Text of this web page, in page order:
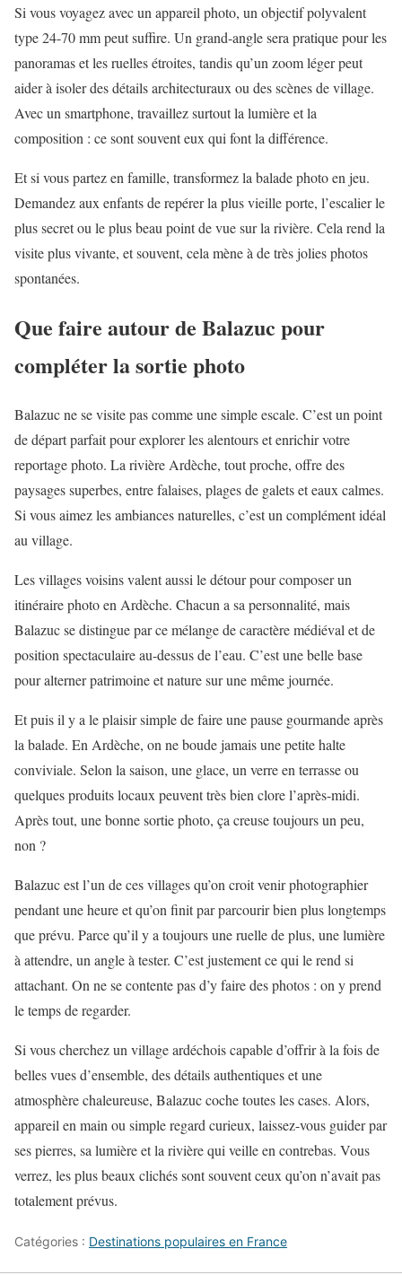
Si vous voyagez avec un appareil photo, un objectif polyvalent
type 24-70 mm peut suffire. Un grand-angle sera pratique pour les
panoramas et les ruelles étroites, tandis qu’un zoom léger peut
aider à isoler des détails architecturaux ou des scènes de village.
Avec un smartphone, travaillez surtout la lumière et la
composition : ce sont souvent eux qui font la différence.
Et si vous partez en famille, transformez la balade photo en jeu.
Demandez aux enfants de repérer la plus vieille porte, l’escalier le
plus secret ou le plus beau point de vue sur la rivière. Cela rend la
visite plus vivante, et souvent, cela mène à de très jolies photos
spontanées.
Que faire autour de Balazuc pour
compléter la sortie photo
Balazuc ne se visite pas comme une simple escale. C’est un point
de départ parfait pour explorer les alentours et enrichir votre
reportage photo. La rivière Ardèche, tout proche, offre des
paysages superbes, entre falaises, plages de galets et eaux calmes.
Si vous aimez les ambiances naturelles, c’est un complément idéal
au village.
Les villages voisins valent aussi le détour pour composer un
itinéraire photo en Ardèche. Chacun a sa personnalité, mais
Balazuc se distingue par ce mélange de caractère médiéval et de
position spectaculaire au-dessus de l’eau. C’est une belle base
pour alterner patrimoine et nature sur une même journée.
Et puis il y a le plaisir simple de faire une pause gourmande après
la balade. En Ardèche, on ne boude jamais une petite halte
conviviale. Selon la saison, une glace, un verre en terrasse ou
quelques produits locaux peuvent très bien clore l’après-midi.
Après tout, une bonne sortie photo, ça creuse toujours un peu,
non ?
Balazuc est l’un de ces villages qu’on croit venir photographier
pendant une heure et qu’on finit par parcourir bien plus longtemps
que prévu. Parce qu’il y a toujours une ruelle de plus, une lumière
à attendre, un angle à tester. C’est justement ce qui le rend si
attachant. On ne se contente pas d’y faire des photos : on y prend
le temps de regarder.
Si vous cherchez un village ardéchois capable d’offrir à la fois de
belles vues d’ensemble, des détails authentiques et une
atmosphère chaleureuse, Balazuc coche toutes les cases. Alors,
appareil en main ou simple regard curieux, laissez-vous guider par
ses pierres, sa lumière et la rivière qui veille en contrebas. Vous
verrez, les plus beaux clichés sont souvent ceux qu’on n’avait pas
totalement prévus.
Catégories : Destinations populaires en France